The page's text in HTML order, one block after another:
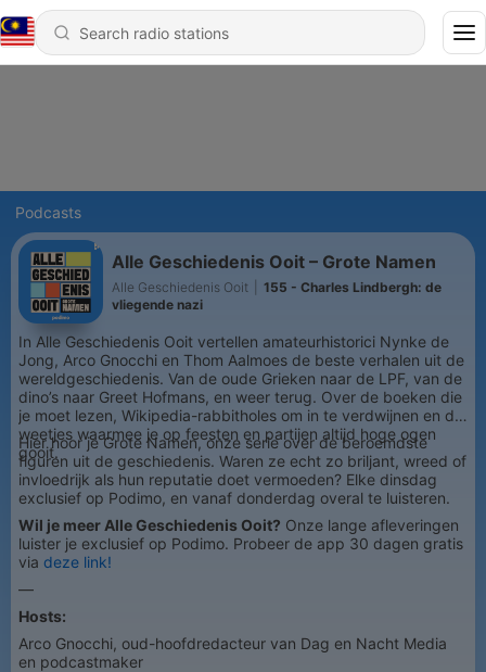
Podcasts
Alle Geschiedenis Ooit – Grote Namen
Alle Geschiedenis Ooit
155 - Charles Lindbergh: de
vliegende nazi
In Alle Geschiedenis Ooit vertellen amateurhistorici Nynke de
Jong, Arco Gnocchi en Thom Aalmoes de beste verhalen uit de
wereldgeschiedenis. Van de oude Grieken naar de LPF, van de
dino’s naar Greet Hofmans, en weer terug. Over de boeken die
je moet lezen, Wikipedia-rabbitholes om in te verdwijnen en de
weetjes waarmee je op feesten en partijen altijd hoge ogen
gooit.
Hier hoor je Grote Namen, onze serie over de beroemdste
figuren uit de geschiedenis. Waren ze echt zo briljant, wreed of
invloedrijk als hun reputatie doet vermoeden? Elke dinsdag
exclusief op Podimo, en vanaf donderdag overal te luisteren.
Wil je meer Alle Geschiedenis Ooit? Onze lange afleveringen
luister je exclusief op Podimo. Probeer de app 30 dagen gratis
via deze link!
—
Hosts:
Arco Gnocchi, oud-hoofdredacteur van Dag en Nacht Media
en podcastmaker